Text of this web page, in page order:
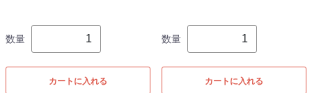
数量
カートに入れる
数量
カートに入れる